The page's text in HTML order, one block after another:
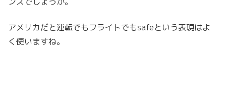
アメリカだと運転でもフライトでもsafeという表現はよ
く使いますね。